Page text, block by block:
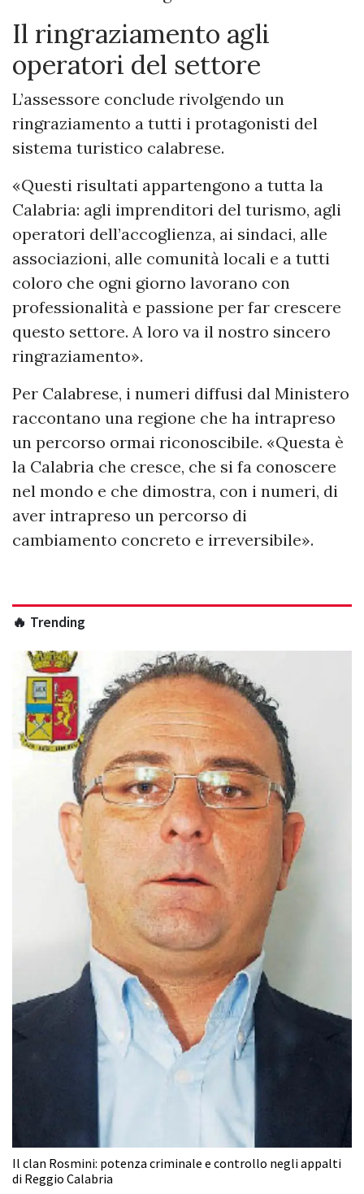
Il ringraziamento agli
operatori del settore
L’assessore conclude rivolgendo un
ringraziamento a tutti i protagonisti del
sistema turistico calabrese.
«Questi risultati appartengono a tutta la
Calabria: agli imprenditori del turismo, agli
operatori dell’accoglienza, ai sindaci, alle
associazioni, alle comunità locali e a tutti
coloro che ogni giorno lavorano con
professionalità e passione per far crescere
questo settore. A loro va il nostro sincero
ringraziamento».
Per Calabrese, i numeri diffusi dal Ministero
raccontano una regione che ha intrapreso
un percorso ormai riconoscibile. «Questa è
la Calabria che cresce, che si fa conoscere
nel mondo e che dimostra, con i numeri, di
aver intrapreso un percorso di
cambiamento concreto e irreversibile».
🔥 Trending
Il clan Rosmini: potenza criminale e controllo negli appalti
di Reggio Calabria